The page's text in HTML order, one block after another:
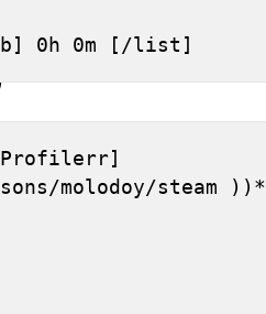
b] 0h 0m [/list]
molodoy/steam ))*